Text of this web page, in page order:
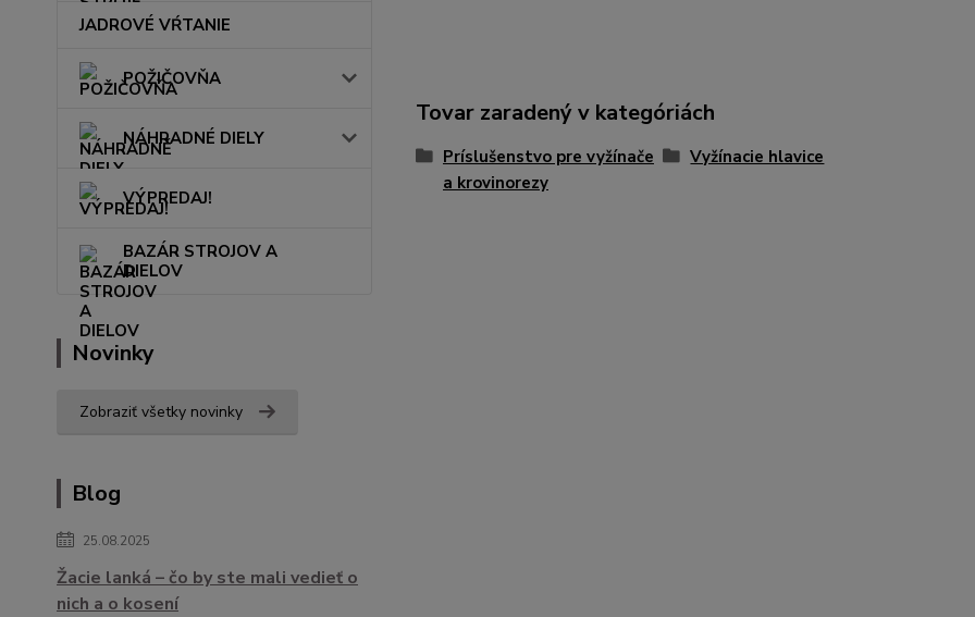
JADROVÉ VŔTANIE
POŽIČOVŇA
NÁHRADNÉ DIELY
VÝPREDAJ!
BAZÁR STROJOV A
DIELOV
Novinky
Zobraziť všetky novinky
Blog
25.08.2025
Žacie lanká – čo by ste mali vedieť o
nich a o kosení
Tovar zaradený v kategóriách
Príslušenstvo pre vyžínače
a krovinorezy
Vyžínacie hlavice